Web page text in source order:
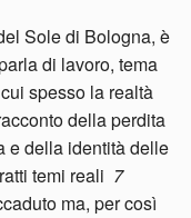
Sole di Bologna, è
di lavoro, tema
spesso la realtà
della perdita
e della identità delle
temi reali 7
ma, per così